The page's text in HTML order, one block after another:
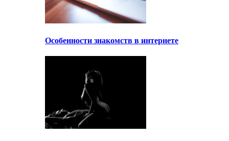
Особенности знакомств в интернете